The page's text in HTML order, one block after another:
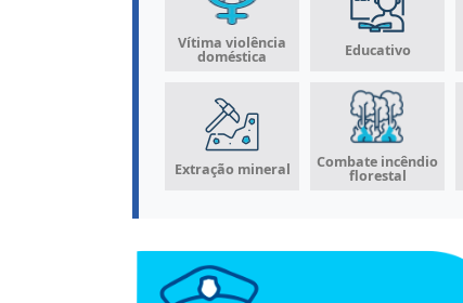
Vítima violência
doméstica Educativo
Extração mineral Combate incêndio
florestal